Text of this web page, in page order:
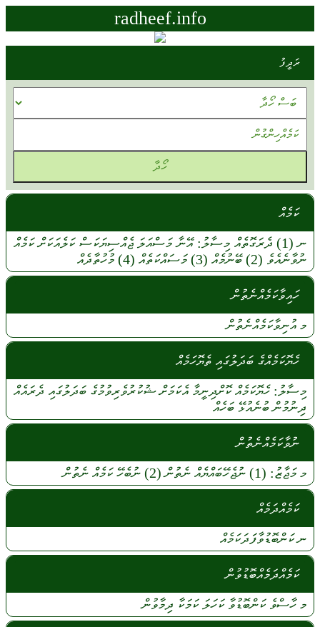
radheef.info
ރަދީފު
ކަމެއް
ނ(1) ދެރަގޮތެއްމިސާލު:އޭނާމަސްއަލަޖެއްސިޔަކަސްކަލެއަކަށްކަމެއް
ނުވާނެއެވެ (2) ބޭނުމެއް (3) މަސައްކަތެއް (4) މުހުތާދެއް
ހައިވާކަމެއްނެތުން
މ އުނިވާކަމެއްނެތުން
ހެޔޮކަމެއްގެ ބަދަލުގައި ތެޔޮހަމެއް
މިސާލު:ހެޔޮކަމެއްކޮށްދިނީމާއެކަމަށްޝުކުރުވެރިވުމުގެ ބަދަލުގައި ދެރައެއް
ދިނުމުންބުނެއުޅޭ ބަހެއް
ނުވާކަމެއްނެތުން
މމަޖާޒު: (1) ނުޖެހޭބައްޔެއް ނެތުން(2) ނުބެހޭކަމެއް ނެތުން
ކަމެއްދަމެއް
ނކަންބޮޑުވާފަދަކަމެއް
ކަމެއްދަމެއްބޮޑުވުން
މހާސްވެކަންބޮޑުވާކަހަލަކަމަކާ ދިމާވުން